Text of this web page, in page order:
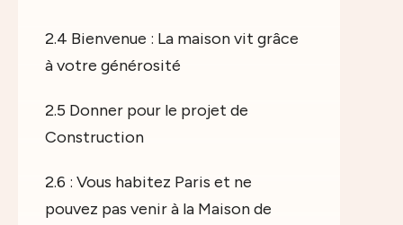
2.4 Bienvenue : La maison vit grâce
à votre générosité
2.5 Donner pour le projet de
Construction
2.6 : Vous habitez Paris et ne
pouvez pas venir à la Maison de